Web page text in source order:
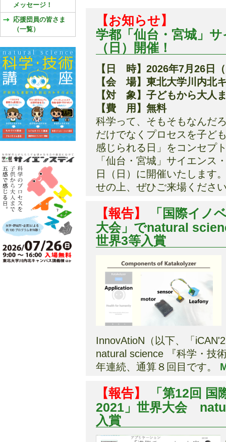
【お知らせ】
学都「仙台・宮城」
（日）開催！
【日 時】2026年7月26日
【会 場】東北大学川内北
【対 象】子どもから大人
【費 用】無料
科学って、そもそもなんだ
だけでなくプロセスを子ど
感じられる日」をコンセプ
「仙台・宮城」サイエンス
日（日）に開催いたします
せの上、ぜひご来場くださ
【報告】
「国際イノ
大会」でnatural
世界3等入賞
InnovAtioN（以下、「
natural science 『科学・技
年連続、通算８回目です。
【報告】
「第12回
2021」世界大会
入賞
メッセージ！
応援団員の皆さま
（一覧）